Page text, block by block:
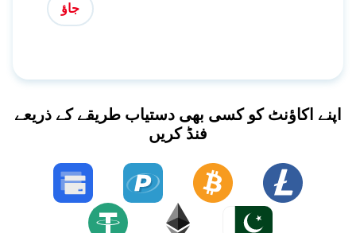
جاؤ
اپنے اکاؤنٹ کو کسی بھی دستیاب طریقے کے ذریعے
فنڈ کریں